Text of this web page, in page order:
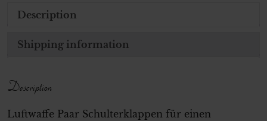
Description
Shipping information
Description
Luftwaffe Paar Schulterklappen für einen